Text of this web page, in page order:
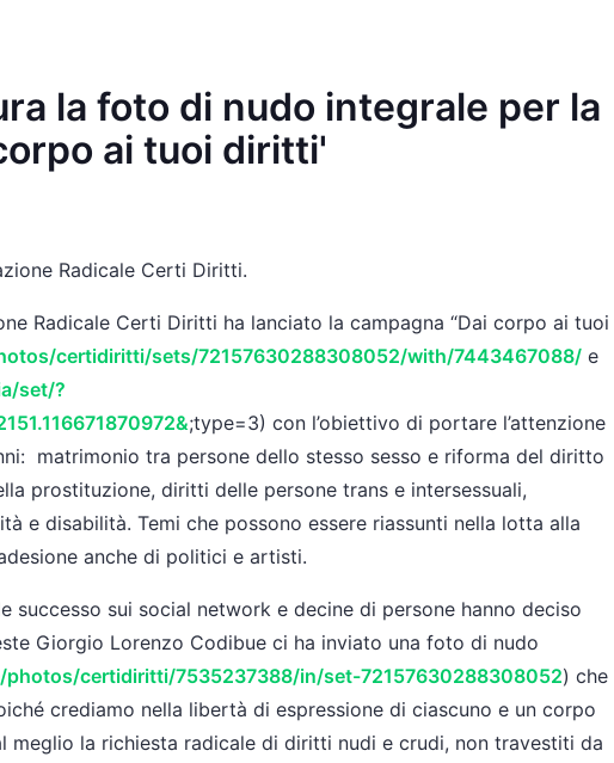
la foto di nudo integrale per la
ai tuoi diritti'
Radicale Certi Diritti.
Radicale Certi Diritti ha lanciato la campagna “Dai corpo ai tuoi
certidiritti/sets/72157630288308052/with/7443467088/ e
set/?
;type=3) con l’obiettivo di portare l’attenzione
matrimonio tra persone dello stesso sesso e riforma del diritto
prostituzione, diritti delle persone trans e intersessuali,
e disabilità. Temi che possono essere riassunti nella lotta alla
anche di politici e artisti.
successo sui social network e decine di persone hanno deciso
Giorgio Lorenzo Codibue ci ha inviato una foto di nudo
certidiritti/7535237388/in/set-72157630288308052) che
crediamo nella libertà di espressione di ciascuno e un corpo
meglio la richiesta radicale di diritti nudi e crudi, non travestiti da